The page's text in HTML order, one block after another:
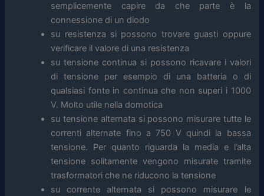
semplicemente capire da che parte è la
connessione di un diodo
su resistenza si possono trovare guasti oppure
verificare il valore di una resistenza
su tensione continua si possono ricavare i valori
di tensione per esempio di una batteria o di
qualsiasi fonte in continua che non superi i 1000
V. Molto utile nella domotica
su tensione alternata si possono misurare tutte le
correnti alternate fino a 750 V quindi la bassa
tensione. Per quanto riguarda la media e l’alta
tensione solitamente vengono misurate tramite
trasformatori che ne riducono la tensione
su corrente alternata si possono misurare le